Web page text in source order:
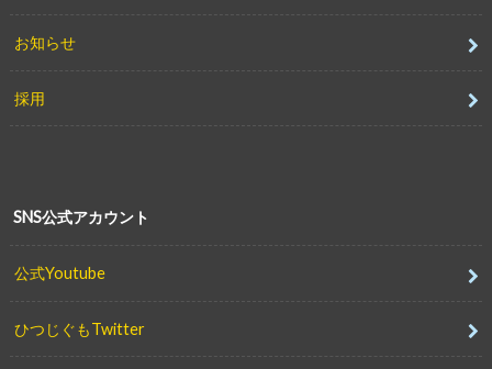
お知らせ
採用
SNS公式アカウント
公式Youtube
ひつじぐもTwitter